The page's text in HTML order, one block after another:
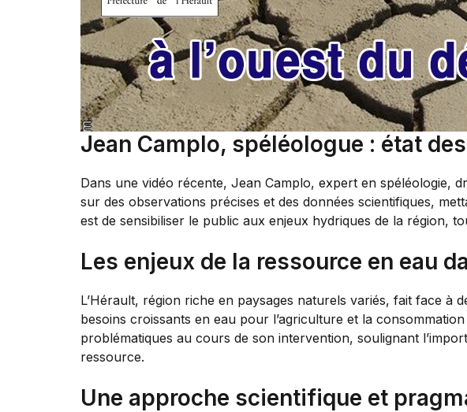
Jean Camplo, spéléologue : état
Dans une vidéo récente, Jean Camplo, expert en spéléologie,
sur des observations précises et des données scientifiques,
est de sensibiliser le public aux enjeux hydriques de la région,
Les enjeux de la ressource en eau
L’Hérault, région riche en paysages naturels variés, fait face à
besoins croissants en eau pour l’agriculture et la
problématiques au cours de son intervention, soulignant
ressource.
Une approche scientifique et